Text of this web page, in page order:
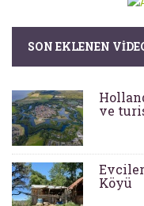
SON EKLENEN
ve
Köyü